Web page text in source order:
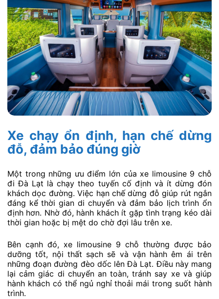
Xe chạy ổn định, hạn chế dừng
đỗ, đảm bảo đúng giờ
Một trong những ưu điểm lớn của xe limousine 9 chỗ
đi Đà Lạt là chạy theo tuyến cố định và ít dừng đón
khách dọc đường. Việc hạn chế dừng đỗ giúp rút ngắn
đáng kể thời gian di chuyển và đảm bảo lịch trình ổn
định hơn. Nhờ đó, hành khách ít gặp tình trạng kéo dài
thời gian hoặc bị mệt do chờ đợi lâu trên xe.
Bên cạnh đó, xe limousine 9 chỗ thường được bảo
dưỡng tốt, nội thất sạch sẽ và vận hành êm ái trên
những đoạn đường đèo dốc lên Đà Lạt. Điều này mang
lại cảm giác di chuyển an toàn, tránh say xe và giúp
hành khách có thể ngủ nghỉ thoải mái trong suốt hành
trình.